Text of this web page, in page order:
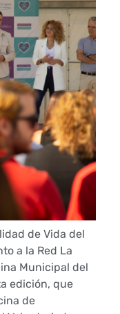
de Vida del
a la Red La
Municipal del
edición, que
de